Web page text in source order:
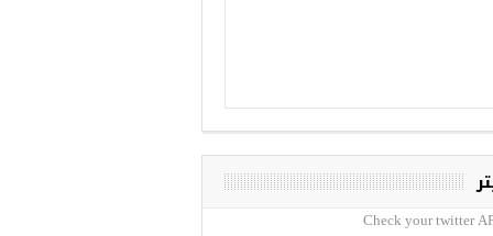
Check your twitter